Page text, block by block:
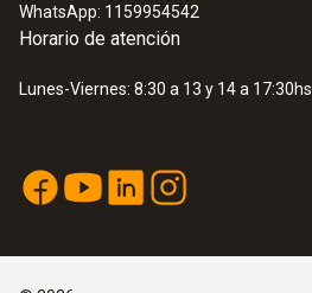
WhatsApp: 1159954542
Horario de atención
Lunes-Viernes: 8:30 a 13 y 14 a 17:30hs